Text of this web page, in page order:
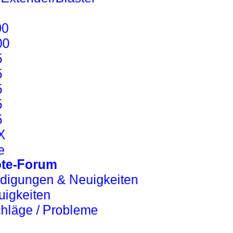
Forum
& Neuigkeiten
/ Probleme